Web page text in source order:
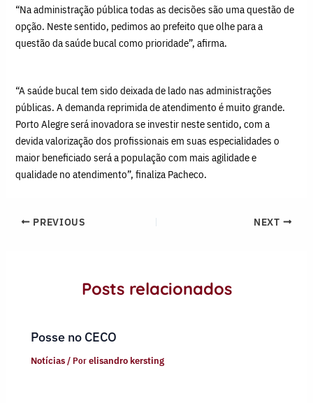
“Na administração pública todas as decisões são uma questão de
opção. Neste sentido, pedimos ao prefeito que olhe para a
questão da saúde bucal como prioridade”, afirma.
“A saúde bucal tem sido deixada de lado nas administrações
públicas. A demanda reprimida de atendimento é muito grande.
Porto Alegre será inovadora se investir neste sentido, com a
devida valorização dos profissionais em suas especialidades o
maior beneficiado será a população com mais agilidade e
qualidade no atendimento”, finaliza Pacheco.
PREVIOUS NEXT
Posts relacionados
Posse no CECO
Notícias/ Porelisandro kersting